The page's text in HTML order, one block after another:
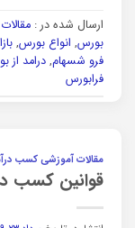
ارسال شده در :
بورس, انواع بورس,
فرو شسهام, درامد از
فرابورس
مقالات آموزشی کسب
قوانین کسب